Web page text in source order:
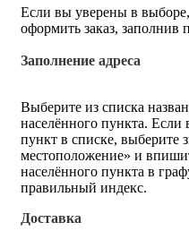
Если вы уверены в
оформить заказ, заполнив
Заполнение адреса
Выберите из списка
населённого пункта.
пункт в списке, выберите
местоположение» и
населённого пункта в
правильный индекс.
Доставка